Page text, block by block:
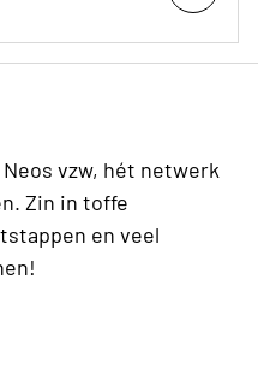
vzw, hét netwerk
Zin in toffe
en veel